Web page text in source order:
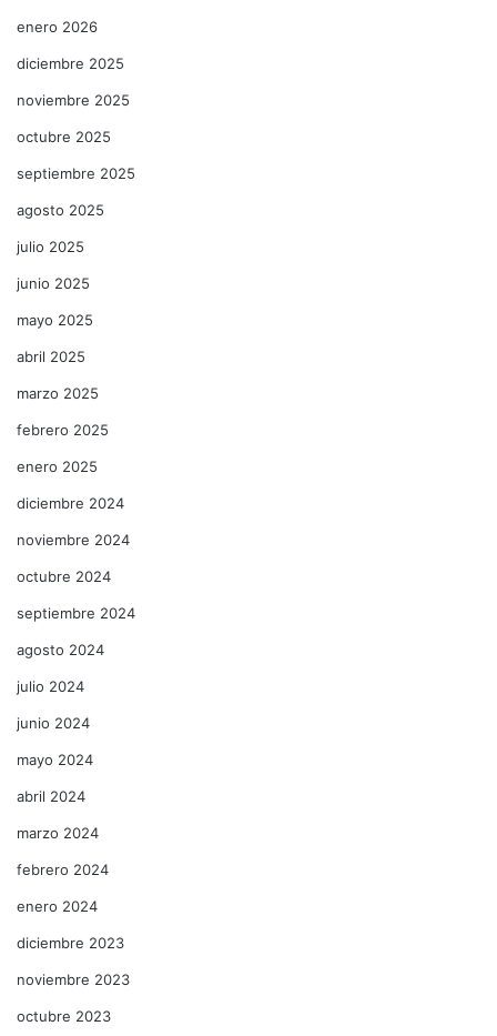
enero 2026
diciembre 2025
noviembre 2025
octubre 2025
septiembre 2025
agosto 2025
julio 2025
junio 2025
mayo 2025
abril 2025
marzo 2025
febrero 2025
enero 2025
diciembre 2024
noviembre 2024
octubre 2024
septiembre 2024
agosto 2024
julio 2024
junio 2024
mayo 2024
abril 2024
marzo 2024
febrero 2024
enero 2024
diciembre 2023
noviembre 2023
octubre 2023